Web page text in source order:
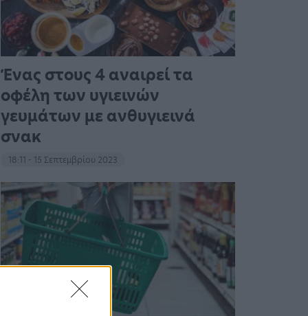
Ένας στους 4 αναιρεί τα
οφέλη των υγιεινών
γευμάτων με ανθυγιεινά
σνακ
18:11 - 15 Σεπτεμβρίου 2023